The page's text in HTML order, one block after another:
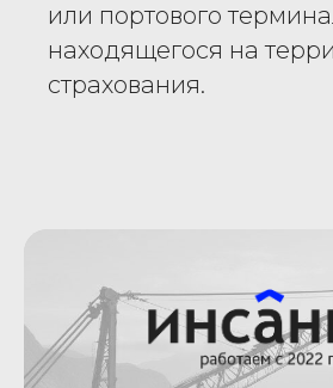
или портового
находящегося на
страхования.